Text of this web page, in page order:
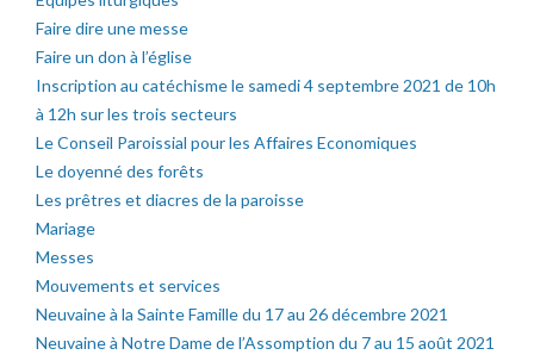
Faire dire une messe
Faire un don à l’église
Inscription au catéchisme le samedi 4 septembre 2021 de 10h
à 12h sur les trois secteurs
Le Conseil Paroissial pour les Affaires Economiques
Le doyenné des forêts
Les prêtres et diacres de la paroisse
Mariage
Messes
Mouvements et services
Neuvaine à la Sainte Famille du 17 au 26 décembre 2021
Neuvaine à Notre Dame de l’Assomption du 7 au 15 août 2021